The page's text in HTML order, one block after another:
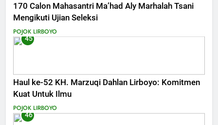
170 Calon Mahasantri Ma’had Aly Marhalah Tsani
Mengikuti Ujian Seleksi
POJOK LIRBOYO
45
Haul ke-52 KH. Marzuqi Dahlan Lirboyo: Komitmen
Kuat Untuk Ilmu
POJOK LIRBOYO
46